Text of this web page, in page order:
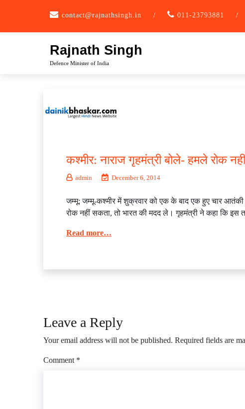
contact@rajnathsingh.in / 011-23793881 /
Rajnath Singh
Defence Minister of India
कश्मीर: नाराज गृहमंत्री बोले- हमले रोक
admin December 6, 2014
जम्मू: जम्मू-कश्मीर में शुक्रवार को एक के बाद एक हुए चार आतंकी
रोक नहीं सकता, तो भारत की मदद ले। गृहमंत्री ने कहा कि इस
Read more…
Leave a Reply
Your email address will not be published. Required fields are
Comment *